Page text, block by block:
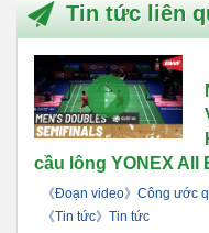
Tin tức liên
cầu lông YONEX All
《Đoạn video》Công ước
《Tin tức》Tin tức